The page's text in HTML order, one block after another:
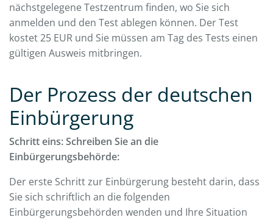
nächstgelegene Testzentrum finden, wo Sie sich
anmelden und den Test ablegen können. Der Test
kostet 25 EUR und Sie müssen am Tag des Tests einen
gültigen Ausweis mitbringen.
Der Prozess der deutschen
Einbürgerung
Schritt eins: Schreiben Sie an die
Einbürgerungsbehörde:
Der erste Schritt zur Einbürgerung besteht darin, dass
Sie sich schriftlich an die folgenden
Einbürgerungsbehörden wenden und Ihre Situation